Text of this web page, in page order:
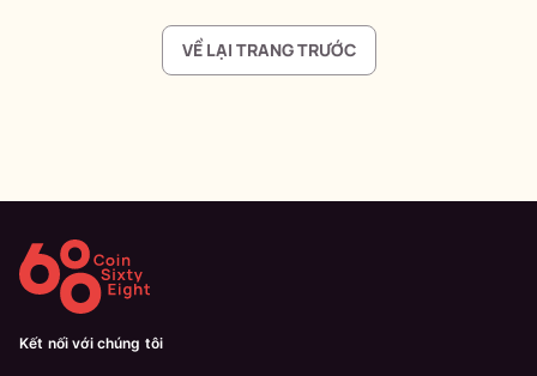
VỀ LẠI TRANG TRƯỚC
Kết nối với chúng tôi